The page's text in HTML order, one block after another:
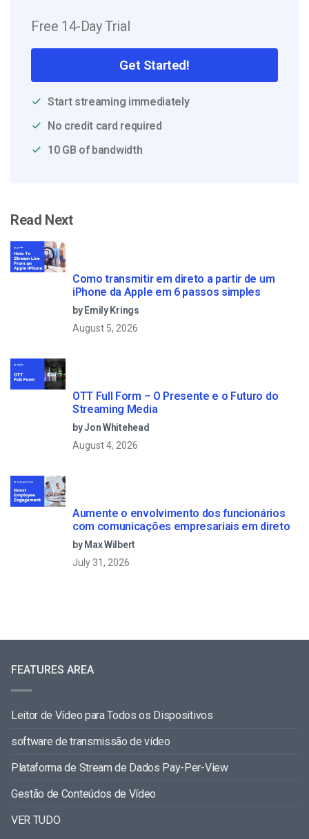
Free 14-Day Trial
Get Started!
Start streaming immediately
No credit card required
10 GB of bandwidth
Read Next
Como transmitir em direto a partir de um
iPhone da Apple em 6 passos simples
by Emily Krings
August 5, 2026
OTT Full Form – O Presente e o Futuro do
Streaming Media
by Jon Whitehead
August 4, 2026
Aumente o envolvimento dos funcionários
com comunicações empresariais em direto
by Max Wilbert
July 31, 2026
FEATURES AREA
Leitor de Vídeo para Todos os Dispositivos
software de transmissão de vídeo
Plataforma de Stream de Dados Pay-Per-View
Gestão de Conteúdos de Vídeo
VER TUDO